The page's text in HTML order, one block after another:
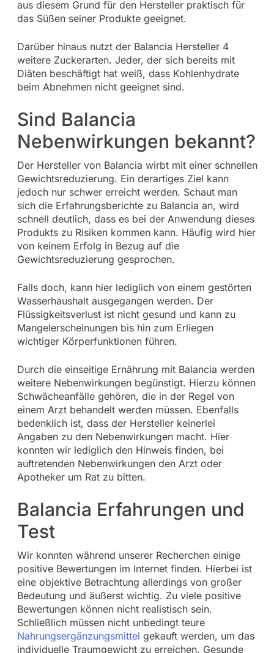
aus diesem Grund für den Hersteller praktisch für
das Süßen seiner Produkte geeignet.
Darüber hinaus nutzt der Balancia Hersteller 4
weitere Zuckerarten. Jeder, der sich bereits mit
Diäten beschäftigt hat weiß, dass Kohlenhydrate
beim Abnehmen nicht geeignet sind.
Sind Balancia
Nebenwirkungen bekannt?
Der Hersteller von Balancia wirbt mit einer schnellen
Gewichtsreduzierung. Ein derartiges Ziel kann
jedoch nur schwer erreicht werden. Schaut man
sich die Erfahrungsberichte zu Balancia an, wird
schnell deutlich, dass es bei der Anwendung dieses
Produkts zu Risiken kommen kann. Häufig wird hier
von keinem Erfolg in Bezug auf die
Gewichtsreduzierung gesprochen.
Falls doch, kann hier lediglich von einem gestörten
Wasserhaushalt ausgegangen werden. Der
Flüssigkeitsverlust ist nicht gesund und kann zu
Mangelerscheinungen bis hin zum Erliegen
wichtiger Körperfunktionen führen.
Durch die einseitige Ernährung mit Balancia werden
weitere Nebenwirkungen begünstigt. Hierzu können
Schwächeanfälle gehören, die in der Regel von
einem Arzt behandelt werden müssen. Ebenfalls
bedenklich ist, dass der Hersteller keinerlei
Angaben zu den Nebenwirkungen macht. Hier
konnten wir lediglich den Hinweis finden, bei
auftretenden Nebenwirkungen den Arzt oder
Apotheker um Rat zu bitten.
Balancia Erfahrungen und
Test
Wir konnten während unserer Recherchen einige
positive Bewertungen im Internet finden. Hierbei ist
eine objektive Betrachtung allerdings von großer
Bedeutung und äußerst wichtig. Zu viele positive
Bewertungen können nicht realistisch sein.
Schließlich müssen nicht unbedingt teure
Nahrungsergänzungsmittel gekauft werden, um das
individuelle Traumgewicht zu erreichen. Gesunde